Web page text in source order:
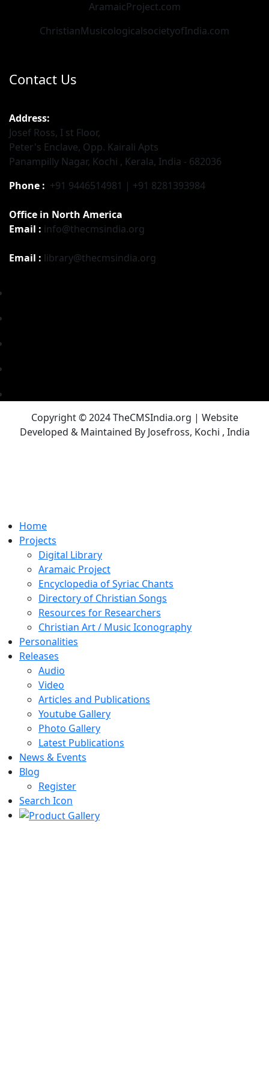
AramaicProject.com
ChristianMusicologicalsocietyofIndia.com
Contact Us
Address:
Josef Ross, I st Floor,
Peter's Enclave, Opp. Kairali Apts
Panampilly Nagar, Kochi , Kerala, India - 682036
Phone : +91 9446514981 | +91 8281393984
Office in North America
Email : info@thecmsindia.org
Email : library@thecmsindia.org
Copyright © 2024 TheCMSIndia.org | Website
Developed & Maintained By Josefross, Kochi , India
Home
Projects
Digital Library
Aramaic Project
Encyclopedia of Syriac Chants
Directory of Christian Songs
Resources for Researchers
Christian Art / Music Iconography
Personalities
Releases
Audio
Video
Articles and Publications
Youtube Gallery
Photo Gallery
Latest Publications
News & Events
Blog
Register
Search Icon